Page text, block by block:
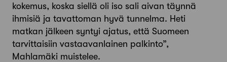
kokemus, koska siellä oli iso sali aivan täynnä
ihmisiä ja tavattoman hyvä tunnelma. Heti
matkan jälkeen syntyi ajatus, että Suomeen
tarvittaisiin vastaavanlainen palkinto”,
Mahlamäki muistelee.